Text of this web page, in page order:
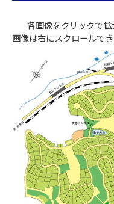
各画像をクリックで拡
画像は右にスクロールでき